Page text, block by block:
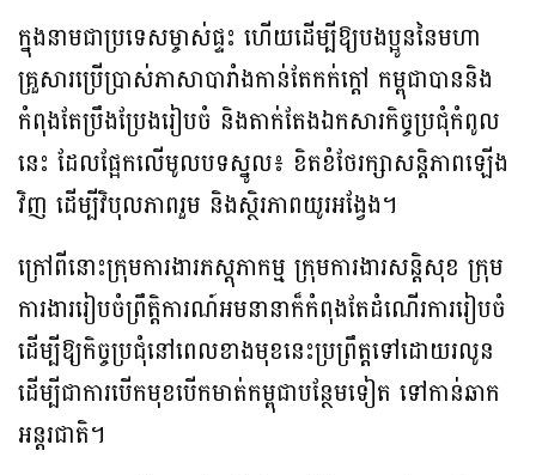
ក្នុងនាមជាប្រទេសម្ចាស់ផ្ទះ ហើយដើម្បីឱ្យបងប្អូននៃមហា
គ្រួសារប្រើប្រាស់ភាសាបារាំងកាន់តែកក់ក្តៅ កម្ពុជាបាននិង
កំពុងតែប្រឹងប្រែងរៀបចំ និងតាក់តែងឯកសារកិច្ចប្រជុំកំពូល
នេះ ដែលផ្អែកលើមូលបទស្នូល៖ ខិតខំថែរក្សាសន្តិភាពឡើង
វិញ ដើម្បីវិបុលភាពរួម និងស្ថិរភាពយូរអង្វែង។
ក្រៅពីនោះក្រុមការងារភស្តុភាកម្ម ក្រុមការងារសន្តិសុខ ក្រុម
ការងាររៀបចំព្រឹត្តិការណ៍អមនានាក៏កំពុងតែដំណើរការរៀបចំ​
ដើម្បីឱ្យកិច្ចប្រជុំនៅពេលខាងមុខនេះប្រព្រឹត្តទៅដោយរលូន​
ដើម្បីជាការបើកមុខបើកមាត់កម្ពុជាបន្ថែមទៀត ទៅកាន់ឆាក
អន្តរជាតិ។